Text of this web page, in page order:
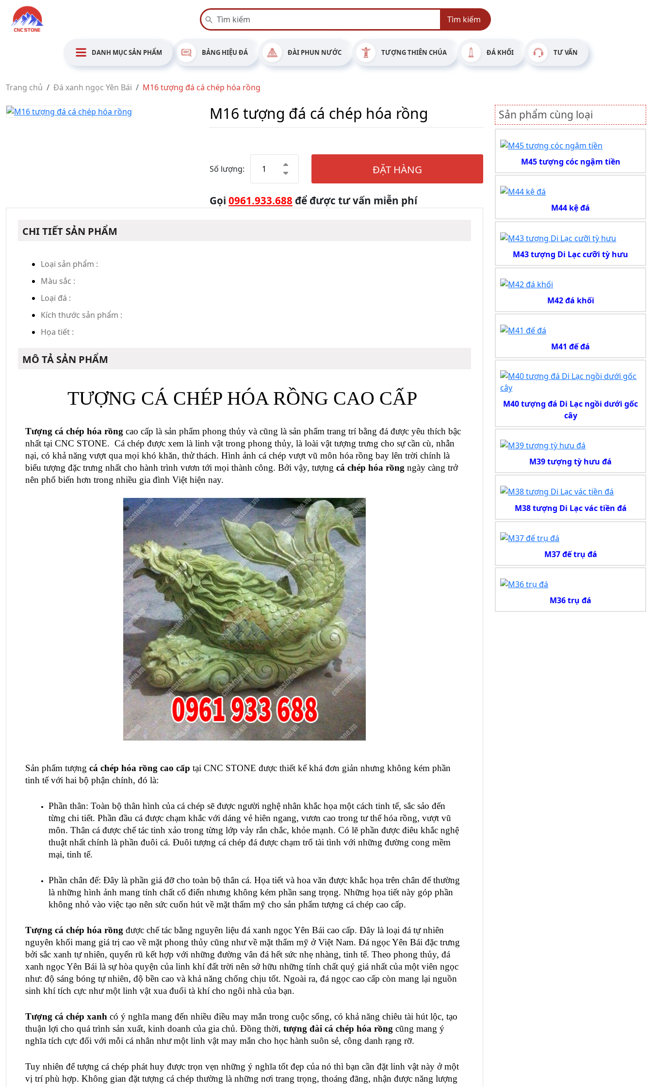
Tìm kiếm
DANH MỤC SẢN PHẨM BẢNG HIỆU ĐÁ ĐÀI PHUN NƯỚC TƯỢNG THIÊN CHÚA ĐÁ KHỐI TƯ VẤN
Trang chủ Đá xanh ngọc Yên Bái M16 tượng đá cá chép hóa rồng
M16 tượng đá cá chép hóa rồng
Số lượng: ĐẶT HÀNG
Gọi 0961.933.688 để được tư vấn miễn phí
CHI TIẾT SẢN PHẨM
Loại sản phẩm :
Màu sắc :
Loại đá :
Kích thước sản phẩm :
Họa tiết :
MÔ TẢ SẢN PHẨM
TƯỢNG CÁ CHÉP HÓA RỒNG CAO CẤP
Tượng cá chép hóa rồng cao cấp là sản phẩm phong thủy và cũng là sản phẩm trang trí bằng đá được yêu thích bậc
nhất tại CNC STONE.  Cá chép được xem là linh vật trong phong thủy, là loài vật tượng trưng cho sự cần cù, nhẫn
nại, có khả năng vượt qua mọi khó khăn, thử thách. Hình ảnh cá chép vượt vũ môn hóa rồng bay lên trời chính là
biểu tượng đặc trưng nhất cho hành trình vươn tới mọi thành công. Bởi vậy, tượng cá chép hóa rồng ngày càng trở
nên phổ biến hơn trong nhiều gia đình Việt hiện nay.
Sản phẩm tượng cá chép hóa rồng cao cấp tại CNC STONE được thiết kế khá đơn giản nhưng không kém phần
tinh tế với hai bộ phận chính, đó là:
Phần thân: Toàn bộ thân hình của cá chép sẽ được người nghệ nhân khắc họa một cách tinh tế, sắc sảo đến
từng chi tiết. Phần đầu cá được chạm khắc với dáng vẻ hiên ngang, vươn cao trong tư thế hóa rồng, vượt vũ
môn. Thân cá được chế tác tinh xảo trong từng lớp vảy rắn chắc, khỏe mạnh. Có lẽ phần được điêu khắc nghệ
thuật nhất chính là phần đuôi cá. Đuôi tượng cá chép đá được chạm trổ tài tình với những đường cong mềm
mại, tinh tế.
Phần chân đế: Đây là phần giá đỡ cho toàn bộ thân cá. Họa tiết và hoa văn được khắc họa trên chân đế thường
là những hình ảnh mang tính chất cổ điển nhưng không kém phần sang trọng. Những họa tiết này góp phần
không nhỏ vào việc tạo nên sức cuốn hút về mặt thẩm mỹ cho sản phẩm tượng cá chép cao cấp.
Tượng cá chép hóa rồng được chế tác bằng nguyên liệu đá xanh ngọc Yên Bái cao cấp. Đây là loại đá tự nhiên
nguyên khối mang giá trị cao về mặt phong thủy cũng như về mặt thẩm mỹ ở Việt Nam. Đá ngọc Yên Bái đặc trưng
bởi sắc xanh tự nhiên, quyến rũ kết hợp với những đường vân đá hết sức nhẹ nhàng, tinh tế. Theo phong thủy, đá
xanh ngọc Yên Bái là sự hòa quyện của linh khí đất trời nên sở hữu những tính chất quý giá nhất của một viên ngọc
như: độ sáng bóng tự nhiên, độ bền cao và khả năng chống chịu tốt. Ngoài ra, đá ngọc cao cấp còn mang lại nguồn
sinh khí tích cực như một linh vật xua đuổi tà khí cho ngôi nhà của bạn.
Tượng cá chép xanh có ý nghĩa mang đến nhiều điều may mắn trong cuộc sống, có khả năng chiêu tài hút lộc, tạo
thuận lợi cho quá trình sản xuất, kinh doanh của gia chủ. Đồng thời, tượng đài cá chép hóa rồng cũng mang ý
nghĩa tích cực đối với mỗi cá nhân như một linh vật may mắn cho học hành suôn sẻ, công danh rạng rỡ.
Tuy nhiên để tượng cá chép phát huy được trọn vẹn những ý nghĩa tốt đẹp của nó thì bạn cần đặt linh vật này ở một
vị trí phù hợp. Không gian đặt tượng cá chép thường là những nơi trang trọng, thoáng đãng, nhận được năng lượng
Sản phẩm cùng loại
M45 tượng cóc ngậm tiền
M44 kệ đá
M43 tượng Di Lạc cưỡi tỳ hưu
M42 đá khối
M41 đế đá
M40 tượng đá Di Lạc ngồi dưới gốc
cây
M39 tượng tỳ hưu đá
M38 tượng Di Lạc vác tiền đá
M37 đế trụ đá
M36 trụ đá